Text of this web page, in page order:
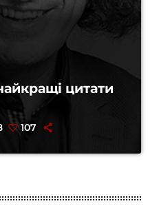
цитати
107